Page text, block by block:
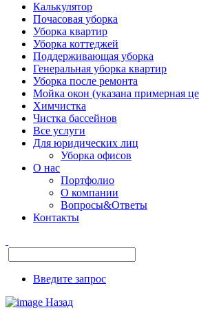
Калькулятор
Почасовая уборка
Уборка квартир
Уборка коттеджей
Поддерживающая уборка
Генеральная уборка квартир
Уборка после ремонта
Мойка окон (указана примерная
Химчистка
Чистка бассейнов
Все услуги
Для юридических лиц
Уборка офисов
О нас
Портфолио
О компании
Вопросы&Ответы
Контакты
Введите запрос
Назад